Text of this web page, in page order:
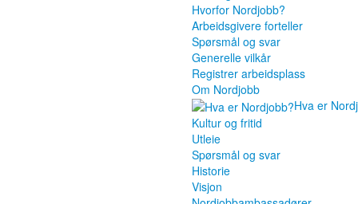
Hvorfor Nordjobb?
Arbeidsgivere forteller
Spørsmål og svar
Generelle vilkår
Registrer arbeidsplass
Om Nordjobb
Hva er
Kultur og fritid
Utleie
Spørsmål og svar
Historie
Visjon